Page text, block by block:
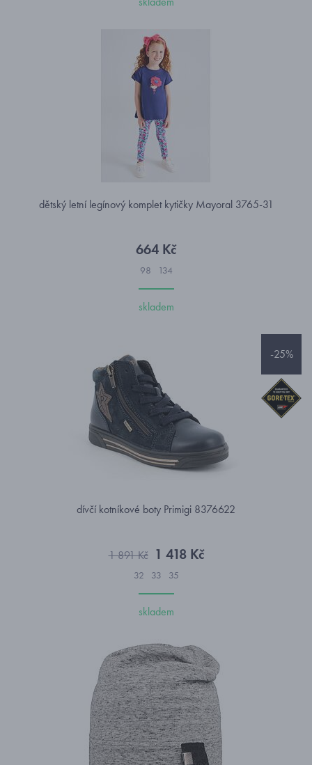
dětský letní legínový komplet kytičky Mayoral 3765-31
664 Kč
98 134
skladem
-25%
dívčí kotníkové boty Primigi 8376622
1 891 Kč 1 418 Kč
32 33 35
skladem